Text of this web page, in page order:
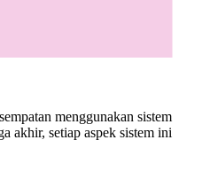
menggunakan sistem
akhir, setiap aspek sistem ini